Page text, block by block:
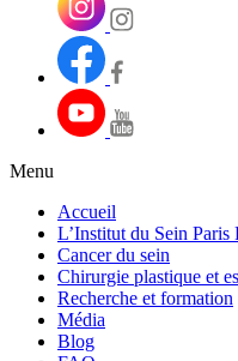
Menu
Accueil
L’Institut du Sein Paris
Cancer du sein
Chirurgie plastique et
Recherche et formation
Média
Blog